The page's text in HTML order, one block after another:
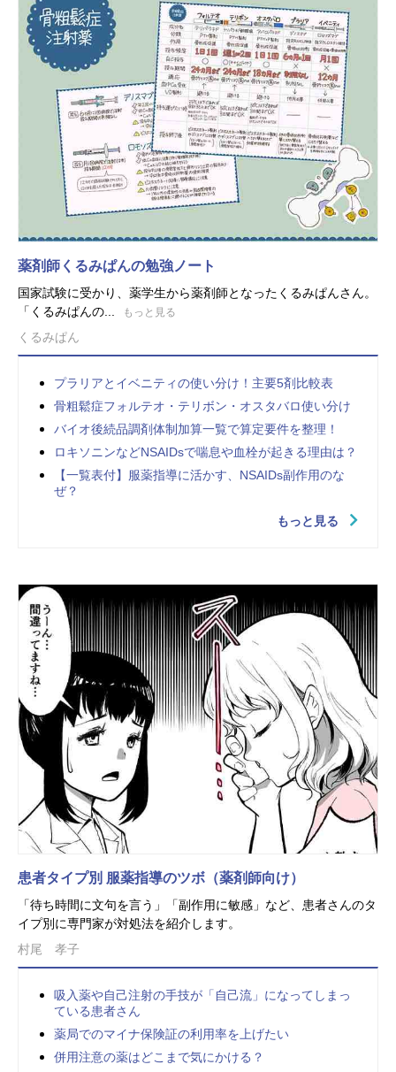
薬剤師くるみぱんの勉強ノート
国家試験に受かり、薬学生から薬剤師となったくるみぱんさん。
「くるみぱんの...
もっと見る
くるみぱん
プラリアとイベニティの使い分け！主要5剤比較表
骨粗鬆症フォルテオ・テリボン・オスタバロ使い分け
バイオ後続品調剤体制加算一覧で算定要件を整理！
ロキソニンなどNSAIDsで喘息や血栓が起きる理由は？
【一覧表付】服薬指導に活かす、NSAIDs副作用のな
ぜ？
もっと見る
患者タイプ別 服薬指導のツボ（薬剤師向け）
「待ち時間に文句を言う」「副作用に敏感」など、患者さんのタ
イプ別に専門家が対処法を紹介します。
村尾 孝子
吸入薬や自己注射の手技が「自己流」になってしまっ
ている患者さん
薬局でのマイナ保険証の利用率を上げたい
併用注意の薬はどこまで気にかける？